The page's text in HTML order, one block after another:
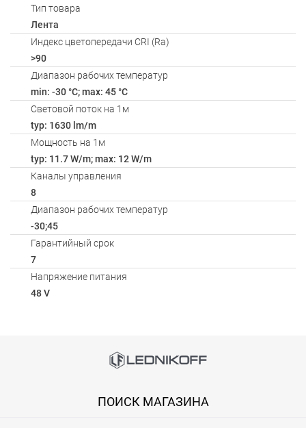
Тип товара
Лента
Индекс цветопередачи CRI (Ra)
>90
Диапазон рабочих температур
min: -30 °C; max: 45 °C
Световой поток на 1м
typ: 1630 lm/m
Мощность на 1м
typ: 11.7 W/m; max: 12 W/m
Каналы управления
8
Диапазон рабочих температур
-30;45
Гарантийный срок
7
Напряжение питания
48 V
Вы можете оплатить покупку на сайте банковской картой
ПОИСК МАГАЗИНА